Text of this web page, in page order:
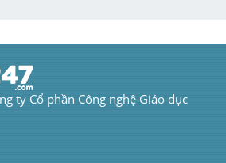
ty Cổ phần Công nghệ Giáo dục